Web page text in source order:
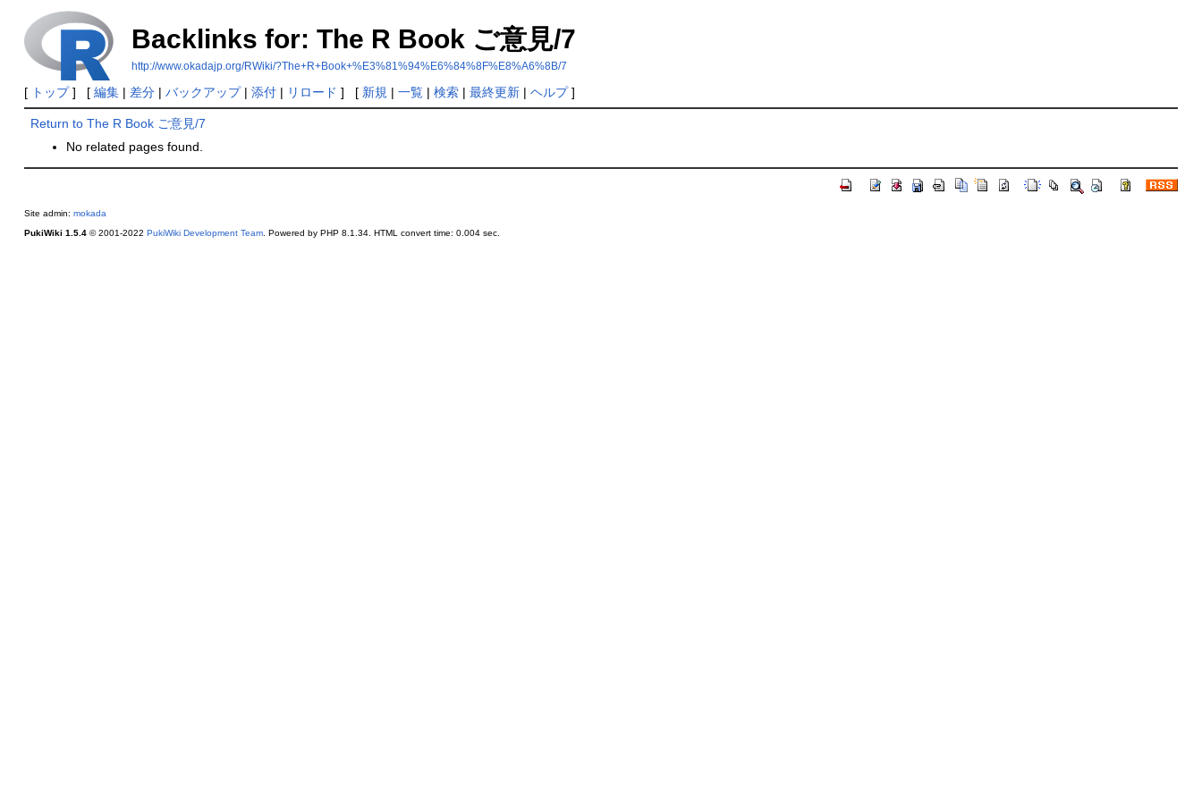
Backlinks for: The R Book ご意見/7
http://www.okadajp.org/RWiki/?The+R+Book+%E3%81%94%E6%84%8F%E8%A6%8B/7
[ トップ] [ 編集| 差分| バックアップ| 添付| リロード ] [ 新規 | 一覧| 検索| 最終更新| ヘルプ]
Return to The R Book ご意見/7
No related pages found.
Site admin: mokada
PukiWiki 1.5.4© 2001-2022 PukiWiki Development Team. Powered by PHP 8.1.34. HTML convert time: 0.004 sec.